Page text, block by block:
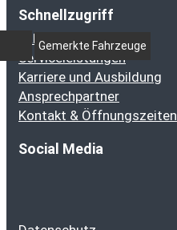
Schnellzugriff
Fahrzeugbestand
Serviceleistungen
Karriere und Ausbildung
Ansprechpartner
Kontakt & Öffnungszeiten
Social Media
Gemerkte Fahrzeuge